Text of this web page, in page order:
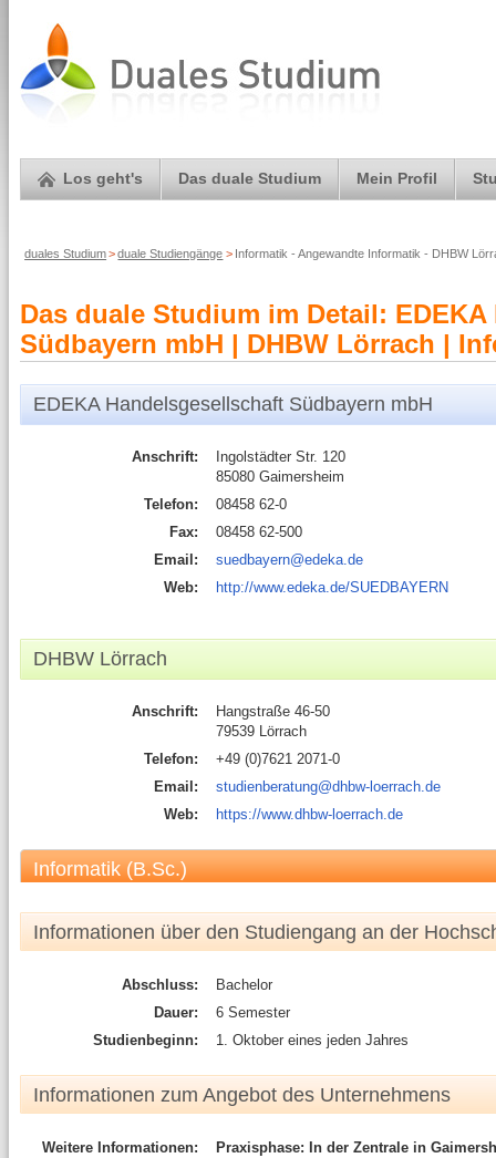
Los geht's Das duale Studium Mein Profil
duales Studium> duale Studiengänge > Informatik - Angewandte Informatik - DHBW
Das duale Studium im Detail:
Südbayern mbH | DHBW Lörrach |
EDEKA Handelsgesellschaft Südbayern mbH
Anschrift:
Ingolstädter Str. 120
85080 Gaimersheim
Telefon:
08458 62-0
Fax:
08458 62-500
Email:
suedbayern@edeka.de
Web:
http://www.edeka.de/SUEDBAYERN
DHBW Lörrach
Anschrift:
Hangstraße 46-50
79539 Lörrach
Telefon:
+49 (0)7621 2071-0
Email:
studienberatung@dhbw-loerrach.de
Web:
https://www.dhbw-loerrach.de
Informatik (B.Sc.)
Informationen über den Studiengang an der
Abschluss:
Bachelor
Dauer:
6 Semester
Studienbeginn:
1. Oktober eines jeden Jahres
Informationen zum Angebot des Unternehmens
Weitere Informationen: Praxisphase: In der Zentrale in